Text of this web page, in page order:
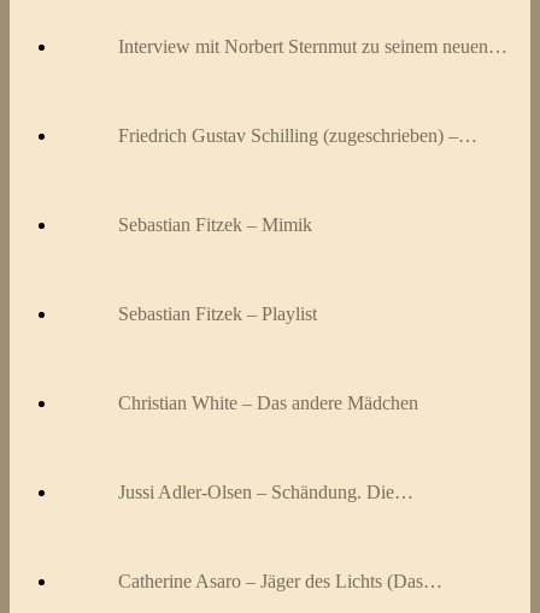
Interview mit Norbert Sternmut zu seinem neuen…
Friedrich Gustav Schilling (zugeschrieben) –…
Sebastian Fitzek – Mimik
Sebastian Fitzek – Playlist
Christian White – Das andere Mädchen
Jussi Adler-Olsen – Schändung. Die…
Catherine Asaro – Jäger des Lichts (Das…